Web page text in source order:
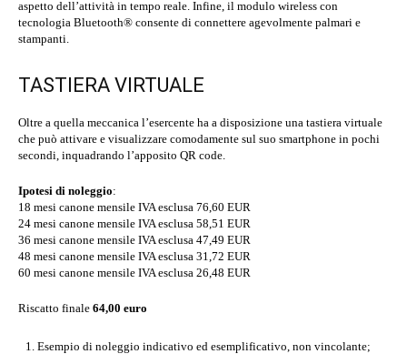
aspetto dell’attività in tempo reale. Infine, il modulo wireless con
tecnologia Bluetooth® consente di connettere agevolmente palmari e
stampanti.
TASTIERA VIRTUALE
Oltre a quella meccanica l’esercente ha a disposizione una tastiera virtuale
che può attivare e visualizzare comodamente sul suo smartphone in pochi
secondi, inquadrando l’apposito QR code.
Ipotesi di noleggio:
18 mesi canone mensile IVA esclusa 76,60 EUR
24 mesi canone mensile IVA esclusa 58,51 EUR
36 mesi canone mensile IVA esclusa 47,49 EUR
48 mesi canone mensile IVA esclusa 31,72 EUR
60 mesi canone mensile IVA esclusa 26,48 EUR
Riscatto finale 64,00 euro
Esempio di noleggio indicativo ed esemplificativo, non vincolante;